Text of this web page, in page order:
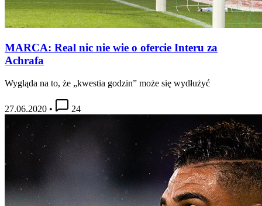
MARCA: Real nic nie wie o ofercie Interu za
Achrafa
Wygląda na to, że „kwestia godzin” może się wydłużyć
27.06.2020 • 24